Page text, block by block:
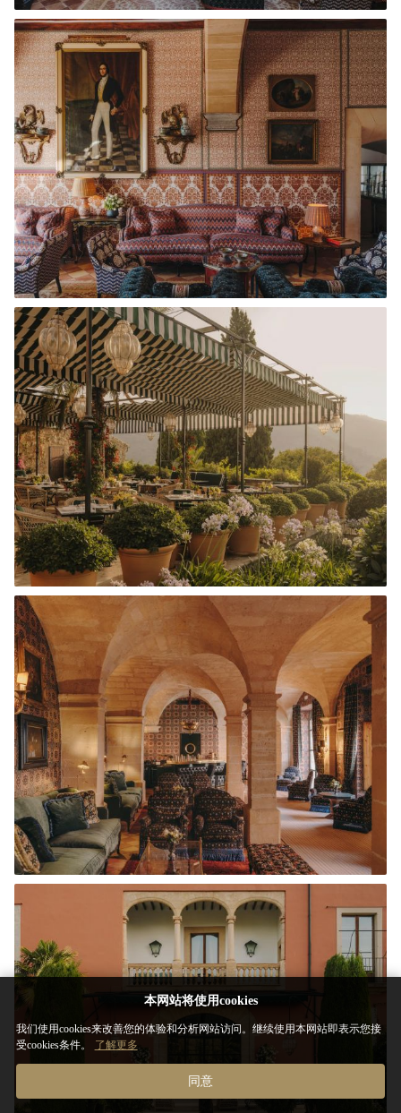
本网站将使用cookies
我们使用cookies来改善您的体验和分析网站访问。继续使用本网站即表示您接
受cookies条件。
了解更多
同意